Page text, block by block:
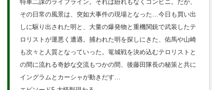
特車二課のライフライン。それは紛れもなくコンビニ。だが、
その日常の風景は、突如大事件の現場となった…今日も買い出
しに駆り出された明と、大量の爆発物と重機関銃で武装したテ
ロリストが運悪く遭遇。捕われた明を探しにきた、佑馬や山崎
も次々と人質となっていった。篭城戦を決め込むテロリストと
の間に流れる奇妙な交流もつかの間、後藤田隊長の秘策と共に
イングラムとカーシャが動きだす…